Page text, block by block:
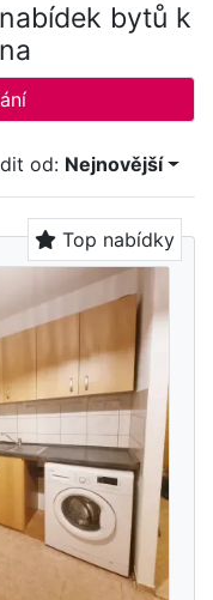
nabídek bytů k
od: Nejnovější
Top nabídky